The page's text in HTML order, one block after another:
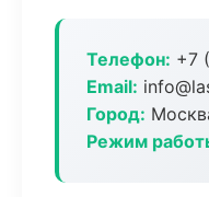
Телефон: +7
Email:
Город:
Режим